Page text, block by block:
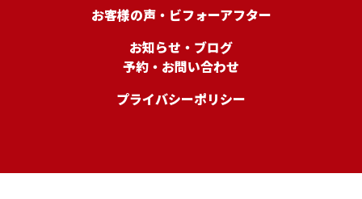
お客様の声・ビフォーアフター
お知らせ・ブログ
予約・お問い合わせ
プライバシーポリシー